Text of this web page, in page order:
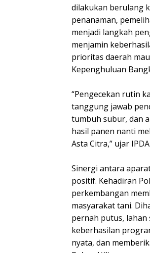
dilakukan berulang
penanaman,
menjadi langkah
menjamin
prioritas daerah
Kepenghuluan
“Pengecekan rutin
tanggung jawab
tumbuh subur, dan
hasil panen nanti
Asta Citra,” ujar
Sinergi antara
positif. Kehadiran
perkembangan
masyarakat tani.
pernah putus, lahan
keberhasilan
nyata, dan